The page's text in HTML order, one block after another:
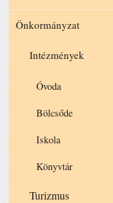
Önkormányzat
Intézmények
Óvoda
Bölcsőde
Iskola
Könyvtár
Turizmus